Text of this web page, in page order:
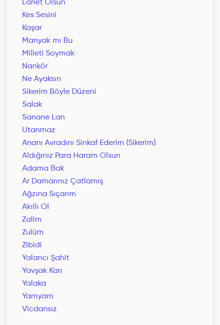
Lanet Olsun
Kes Sesini
Kaşar
Manyak mı Bu
Milleti Soymak
Nankör
Ne Ayaksın
Sikerim Böyle Düzeni
Salak
Sanane Lan
Utanmaz
Ananı Avradını Sinkaf Ederim (Sikerim)
Aldığınız Para Haram Olsun
Adama Bak
Ar Damarınız Çatlamış
Ağzına Sıçarım
Akıllı Ol
Zalim
Zulüm
Zibidi
Yalancı Şahit
Yavşak Karı
Yalaka
Yamyam
Vicdansız